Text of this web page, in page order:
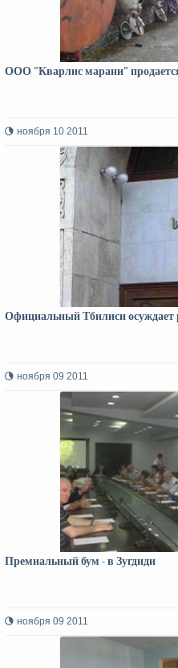
ООО "Кварлис марани"
ноября 10 2011
Официальный Тбилиси осуждает
ноября 09 2011
Премиальный бум - в Зугдиди
ноября 09 2011